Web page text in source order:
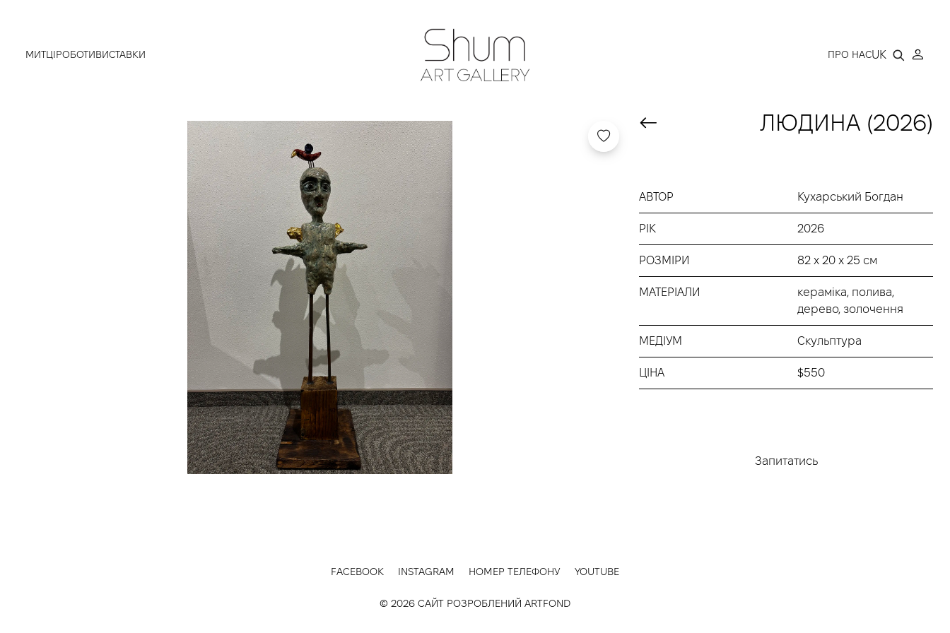
МИТЦІРОБОТИВИСТАВКИ SHUM ART GALLERY ПРО НАСUK
ЛЮДИНА (2026)
АВТОР Кухарський Богдан
РІК 2026
РОЗМІРИ 82 х 20 х 25 см
МАТЕРІАЛИ
кераміка, полива,
дерево, золочення
МЕДІУМ Скульптура
ЦІНА $550
Запитатись
FACEBOOK INSTAGRAM НОМЕР ТЕЛЕФОНУ YOUTUBE
© 2026 САЙТ РОЗРОБЛЕНИЙ ARTFOND